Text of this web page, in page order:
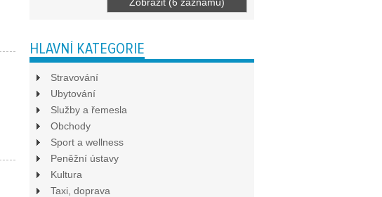
HLAVNÍ KATEGORIE
Stravování
Ubytování
Služby a řemesla
Obchody
Sport a wellness
Peněžní ústavy
Kultura
Taxi, doprava